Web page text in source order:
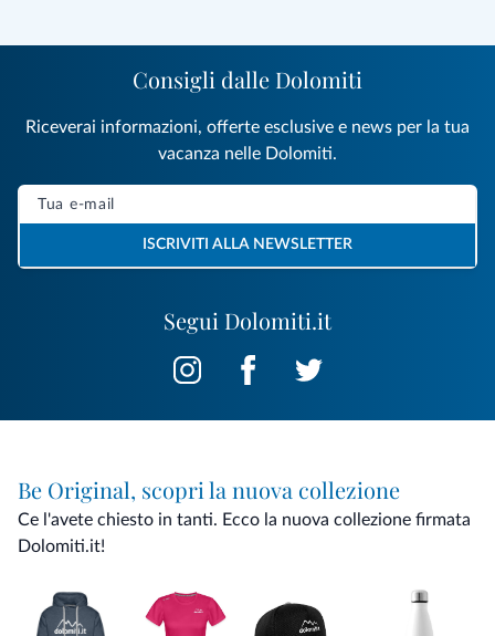
Segui Dolomiti.it
Consigli dalle Dolomiti
Riceverai informazioni, offerte esclusive e news per la tua
vacanza nelle Dolomiti.
ISCRIVITI ALLA NEWSLETTER
Be Original, scopri la nuova collezione
Ce l'avete chiesto in tanti. Ecco la nuova collezione firmata
Dolomiti.it!